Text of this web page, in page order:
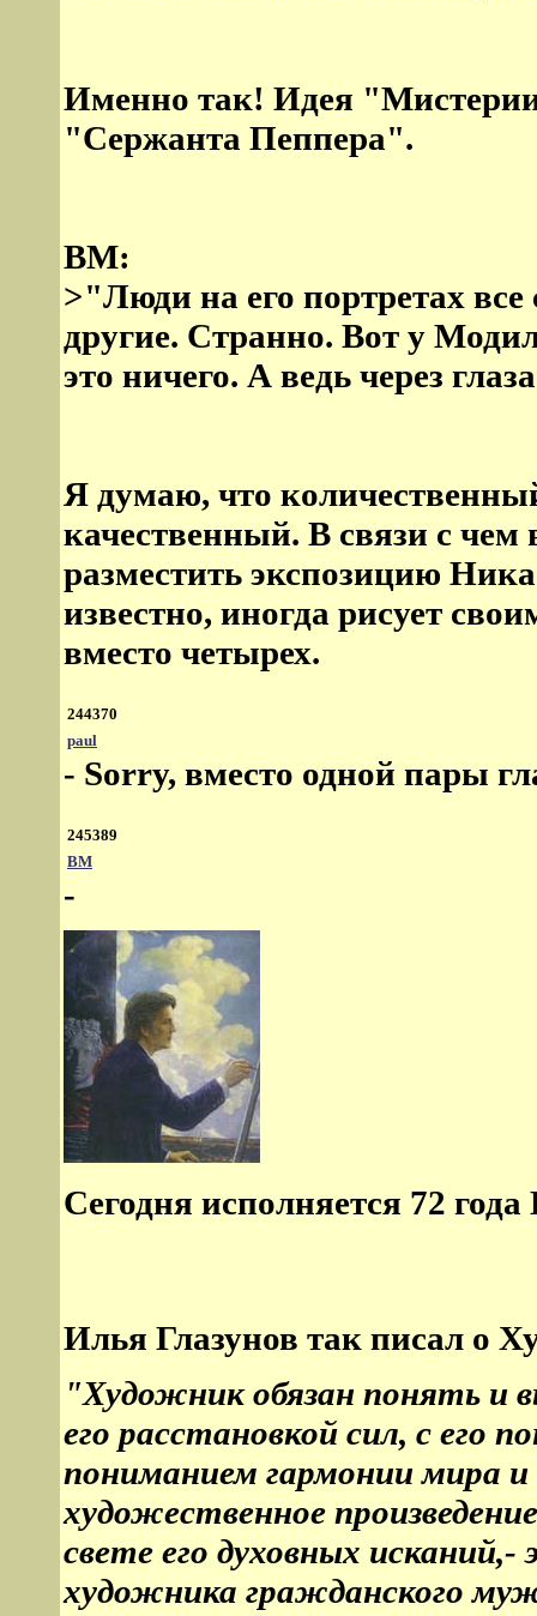
Именно так! Идея
"Сержанта Пеппера".
ВМ:
>"Люди на его портретах
другие. Странно. Вот у
это ничего. А ведь через
Я думаю, что
качественный. В связи с
разместить экспозицию
известно, иногда рисует
вместо четырех.
244370
paul
- Sorry, вместо одной пары
245389
ВМ
-
Сегодня исполняется 72 года
Илья Глазунов так писал о
"Художник обязан понять и
его расстановкой сил, с его
пониманием гармонии мира
художественное
свете его духовных
художника гражданского